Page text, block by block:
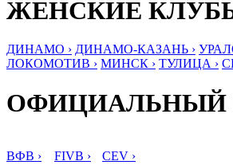
ЖЕНСКИЕ
ДИНАМО › ДИНАМО-КАЗАНЬ ›
ЛОКОМОТИВ › МИНСК › ТУЛИЦА ›
ОФИЦИАЛЬНЫЙ
ВФВ › FIVB › CEV ›